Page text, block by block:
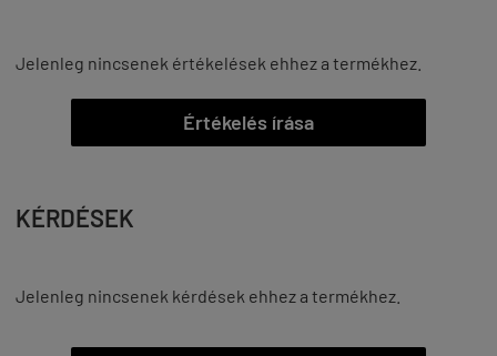
Jelenleg nincsenek értékelések ehhez a termékhez.
Értékelés írása
KÉRDÉSEK
Jelenleg nincsenek kérdések ehhez a termékhez.